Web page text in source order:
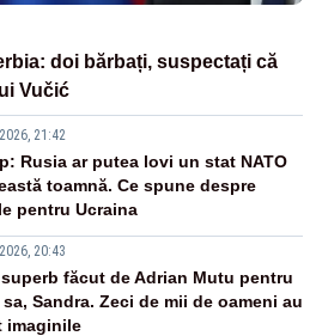
doi bărbați, suspectați că
Vučić
21:42
Rusia ar putea lovi un stat NATO
toamnă. Ce spune despre
pentru Ucraina
20:43
făcut de Adrian Mutu pentru
Sandra. Zeci de mii de oameni au
imaginile